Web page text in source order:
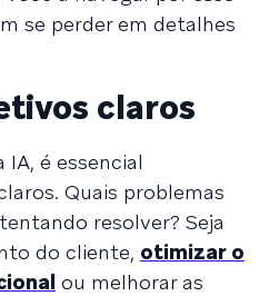
se perder em detalhes
claros
é essencial
Quais problemas
resolver? Seja
do cliente, otimizar o
ou melhorar as